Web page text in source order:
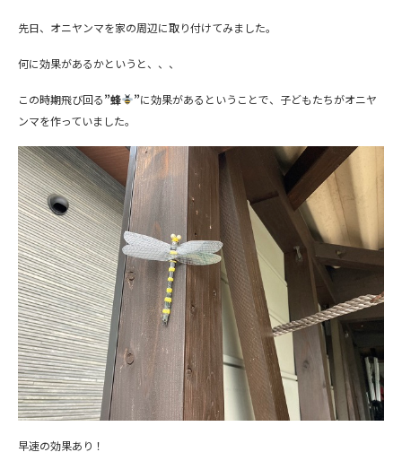
先日、オニヤンマを家の周辺に取り付けてみました。
何に効果があるかというと、、、
この時期飛び回る”蜂 ”に効果があるということで、子どもたちがオニヤ
ンマを作っていました。
早速の効果あり！